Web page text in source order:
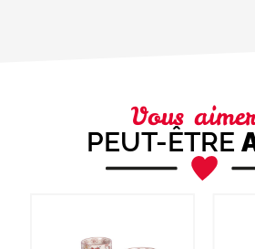
Vous
PEUT-ÊTRE